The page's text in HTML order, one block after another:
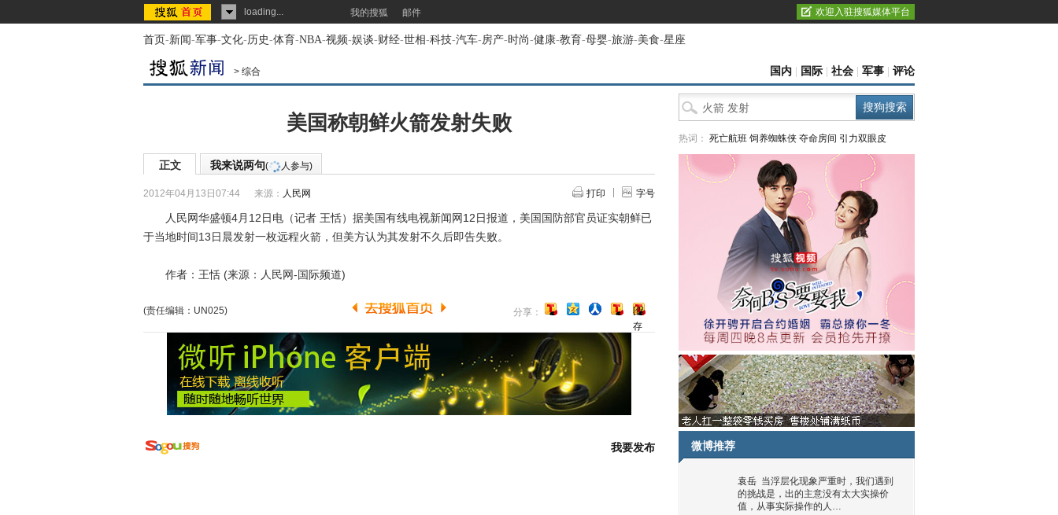
loading... 我的搜狐 邮件 欢迎入驻搜狐媒体平台
首页-新闻-军事-文化-历史-体育-NBA-视频-娱谈-财经-世相-科技-汽车-房产-时尚-健康-教育-母婴-旅游-美食-星座
> 综合 国内 国际 社会 军事 评论
美国称朝鲜火箭发射失败
正文 我来说两句( 人参与)
2012年04月13日07:44 来源： 人民网 打印 字号
人民网华盛顿4月12日电（记者 王恬）据美国有线电视新闻网12日报道，美国国防部官员证实朝鲜已
于当地时间13日晨发射一枚远程火箭，但美方认为其发射不久后即告失败。
作者：王恬 (来源：人民网-国际频道)
(责任编辑：UN025) 分享：
[保
存
我要发布
热词： 死亡航班 饲养蜘蛛侠 夺命房间 引力双眼皮
微博推荐
袁岳 当浮层化现象严重时，我们遇到
的挑战是，出的主意没有太大实操价
值，从事实际操作的人…